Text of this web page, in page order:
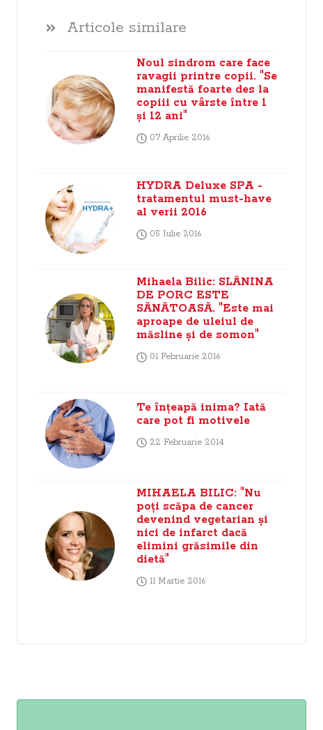
Articole similare
Noul sindrom care face
ravagii printre copii. "Se
manifestă foarte des la
copiii cu vârste între 1
şi 12 ani"
07 Aprilie 2016
HYDRA Deluxe SPA -
tratamentul must-have
al verii 2016
05 Iulie 2016
Mihaela Bilic: SLĂNINA
DE PORC ESTE
SĂNĂTOASĂ. "Este mai
aproape de uleiul de
măsline şi de somon"
01 Februarie 2016
Te înţeapă inima? Iată
care pot fi motivele
22 Februarie 2014
MIHAELA BILIC: "Nu
poţi scăpa de cancer
devenind vegetarian şi
nici de infarct dacă
elimini grăsimile din
dietă"
11 Martie 2016